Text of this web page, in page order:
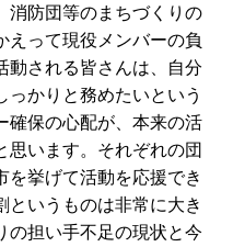
消防団等のまちづくりの
えって現役メンバーの負
動される皆さんは、自分
かりと務めたいという
確保の心配が、本来の活
思います。それぞれの団
挙げて活動を応援でき
というものは非常に大き
の担い手不足の現状と今